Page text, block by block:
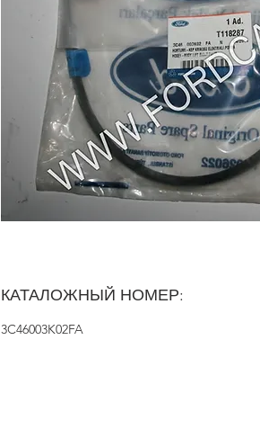
КАТАЛОЖНЫЙ НОМЕР:
3C46003K02FA